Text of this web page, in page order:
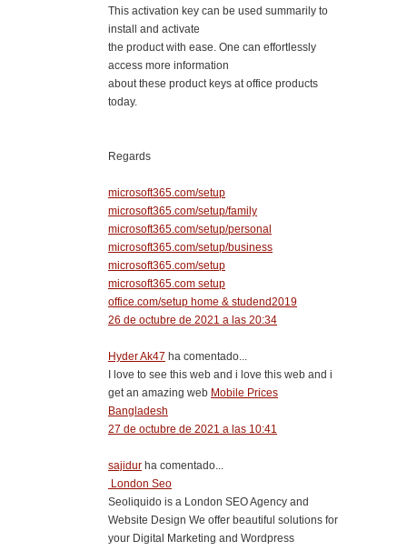
This activation key can be used summarily to
install and activate
the product with ease. One can effortlessly
access more information
about these product keys at office products
today.
Regards
microsoft365.com/setup
microsoft365.com/setup/family
microsoft365.com/setup/personal
microsoft365.com/setup/business
microsoft365.com/setup
microsoft365.com setup
office.com/setup home & studend2019
26 de octubre de 2021 a las 20:34
Hyder Ak47 ha comentado...
I love to see this web and i love this web and i
get an amazing web Mobile Prices
Bangladesh
27 de octubre de 2021 a las 10:41
sajidur ha comentado...
London Seo
Seoliquido is a London SEO Agency and
Website Design We offer beautiful solutions for
your Digital Marketing and Wordpress